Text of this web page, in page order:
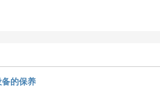
备的保养